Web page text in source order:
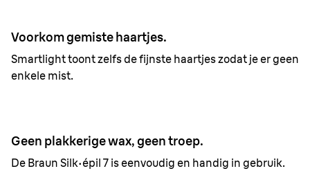
Voorkom gemiste haartjes.
Smartlight toont zelfs de fijnste haartjes zodat je er geen
enkele mist.
Geen plakkerige wax, geen troep.
De Braun Silk·épil 7 is eenvoudig en handig in gebruik.